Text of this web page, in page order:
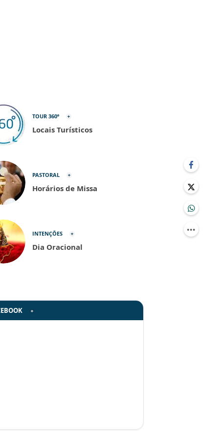
TOUR 360º
Locais Turísticos
PASTORAL
Horários de Missa
INTENÇÕES
Dia Oracional